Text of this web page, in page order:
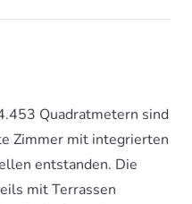
Quadratmetern sind
Zimmer mit integrierten
entstanden. Die
mit Terrassen